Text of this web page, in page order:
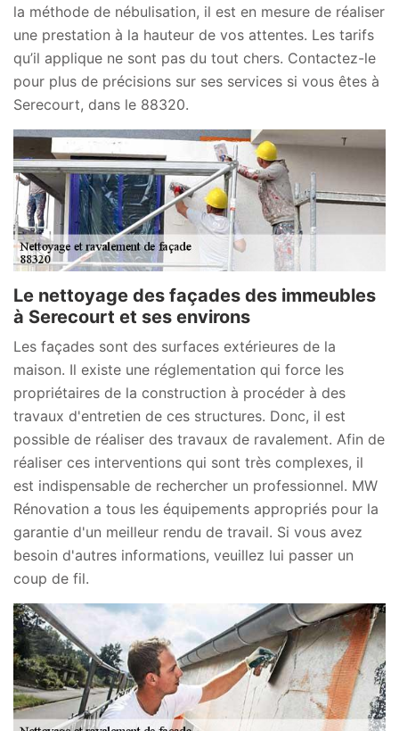
la méthode de nébulisation, il est en mesure de réaliser
une prestation à la hauteur de vos attentes. Les tarifs
qu’il applique ne sont pas du tout chers. Contactez-le
pour plus de précisions sur ses services si vous êtes à
Serecourt, dans le 88320.
Le nettoyage des façades des immeubles
à Serecourt et ses environs
Les façades sont des surfaces extérieures de la
maison. Il existe une réglementation qui force les
propriétaires de la construction à procéder à des
travaux d'entretien de ces structures. Donc, il est
possible de réaliser des travaux de ravalement. Afin de
réaliser ces interventions qui sont très complexes, il
est indispensable de rechercher un professionnel. MW
Rénovation a tous les équipements appropriés pour la
garantie d'un meilleur rendu de travail. Si vous avez
besoin d'autres informations, veuillez lui passer un
coup de fil.